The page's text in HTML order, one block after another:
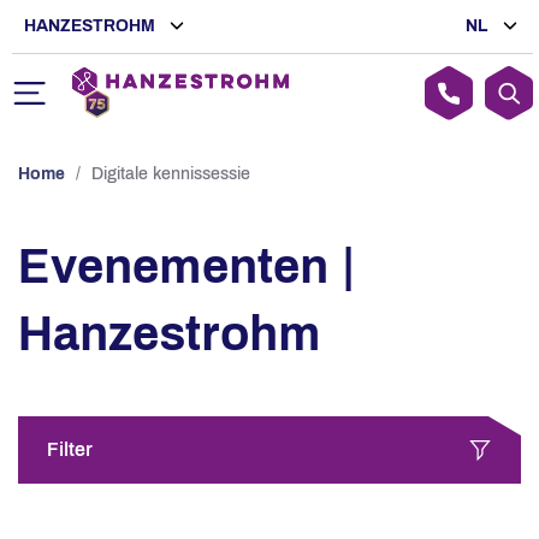
HANZESTROHM NL
Home / Digitale kennissessie
Evenementen |
Hanzestrohm
Filter